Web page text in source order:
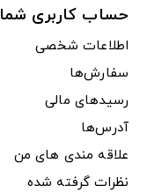
حساب کاربری شما
اطلاعات شخصی
سفارش‌ها
رسیدهای مالی
آدرس‌ها
علاقه مندی های من
نظرات گرفته شده